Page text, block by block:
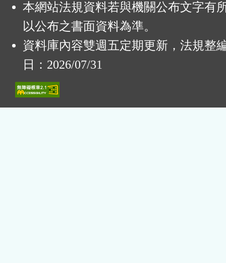
本網站法規資料若與機關公布文字有
以公布之書面資料為準。
資料庫內容雙週五定期更新，法規整
日：2026/07/31